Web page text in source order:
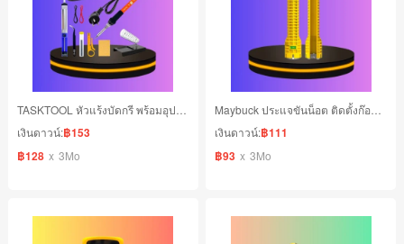
เงินดาวน์:฿153
฿128 x 3Mo
เงินดาวน์:฿111
฿93 x 3Mo